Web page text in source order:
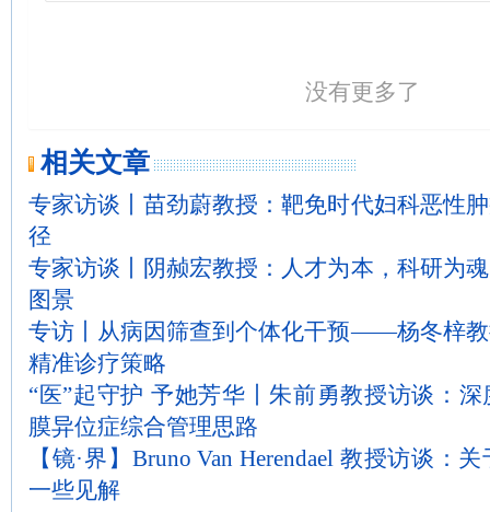
没有更多了
相关文章
专家访谈丨苗劲蔚教授：靶免时代妇科恶性
径
专家访谈丨阴赪宏教授：人才为本，科研为
图景
专访丨从病因筛查到个体化干预——杨冬梓
精准诊疗策略
“医”起守护 予她芳华丨朱前勇教授访谈：
膜异位症综合管理思路
【镜·界】Bruno Van Herendael 教授访谈：
一些见解